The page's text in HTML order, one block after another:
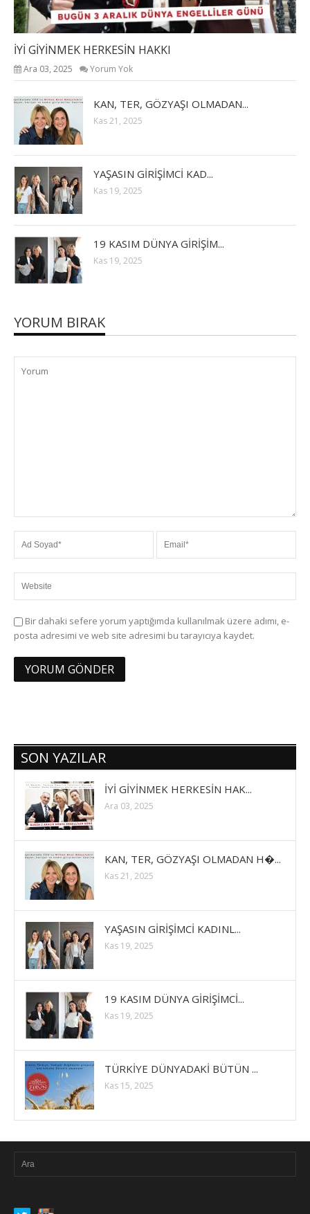
İYİ GİYİNMEK HERKESİN HAKKI
Ara 03, 2025 Yorum Yok
KAN, TER, GÖZYAŞI OLMADAN...
Kas 21, 2025
YAŞASIN GİRİŞİMCİ KAD...
Kas 19, 2025
19 KASIM DÜNYA GİRİŞİM...
Kas 19, 2025
YORUM BIRAK
Bir dahaki sefere yorum yaptığımda kullanılmak üzere adımı, e-
posta adresimi ve web site adresimi bu tarayıcıya kaydet.
SON YAZILAR
İYİ GİYİNMEK HERKESİN HAK...
Ara 03, 2025
KAN, TER, GÖZYAŞI OLMADAN H�...
Kas 21, 2025
YAŞASIN GİRİŞİMCİ KADINL...
Kas 19, 2025
19 KASIM DÜNYA GİRİŞİMCİ...
Kas 19, 2025
TÜRKİYE DÜNYADAKİ BÜTÜN ...
Kas 15, 2025